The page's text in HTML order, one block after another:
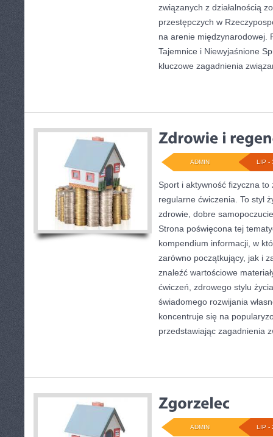
związanych z działalnością
przestępczych w
na arenie międzynarodowej.
Tajemnice i Niewyjaśnione
kluczowe zagadnienia
LIP -
ADMIN
Sport i aktywność fizyczna
regularne ćwiczenia. To styl
zdrowie, dobre
Strona poświęcona tej
kompendium informacji, w
zarówno początkujący, jak i
znaleźć wartościowe
ćwiczeń, zdrowego stylu
świadomego rozwijania
koncentruje się na
przedstawiając zagadnienia
LIP -
ADMIN